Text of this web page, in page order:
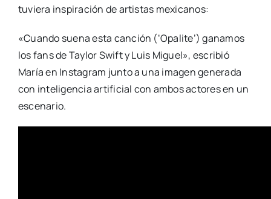
tuviera inspiración de artistas mexicanos:
«Cuando suena esta canción (‘Opalite’) ganamos
los fans de Taylor Swift y Luis Miguel», escribió
María en Instagram junto a una imagen generada
con inteligencia artificial con ambos actores en un
escenario.